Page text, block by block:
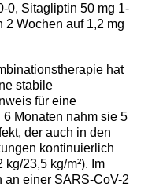
0, Sitagliptin 50 mg 1-
Wochen auf 1,2 mg
hat
stabile
für eine
Monaten nahm sie 5
der auch in den
kontinuierlich
23,5 kg/m²). Im
an einer SARS-CoV-2